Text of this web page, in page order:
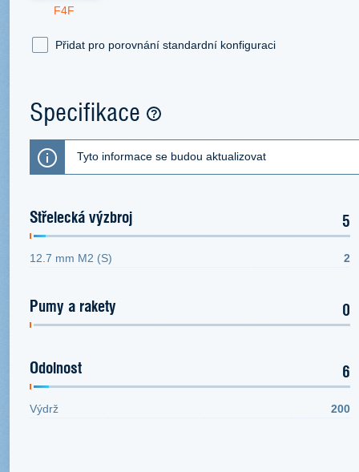
F4F
Přidat pro porovnání standardní konfiguraci
Specifikace
Tyto informace se budou aktualizovat
Střelecká výzbroj 5
12.7 mm M2 (S) 2
Pumy a rakety 0
Odolnost 6
Výdrž 200